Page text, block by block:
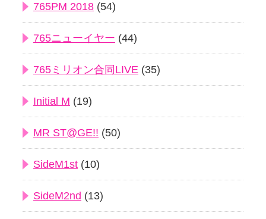
765PM 2018 (54)
765ニューイヤー (44)
765ミリオン合同LIVE (35)
Initial M (19)
MR ST@GE!! (50)
SideM1st (10)
SideM2nd (13)